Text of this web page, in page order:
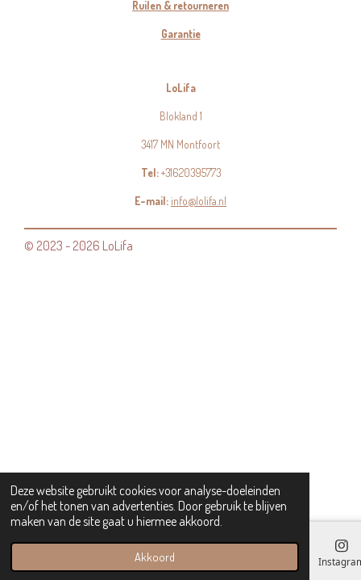
Deze website gebruikt cookies voor analyse-doeleinden
en/of het tonen van advertenties. Door gebruik te blijven
maken van de site gaat u hiermee akkoord.
Akkoord
Ruilen & retourneren
Garantie
LoLifa
Blokland 1
3417 MN Montfoort
Tel:+31620395773
E-mail:info@lolifa.nl
© 2023 - 2026 LoLifa